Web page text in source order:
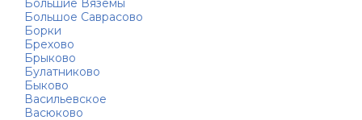
Большие Вязёмы
Большое Саврасово
Борки
Брехово
Брыково
Булатниково
Быково
Васильевское
Васюково